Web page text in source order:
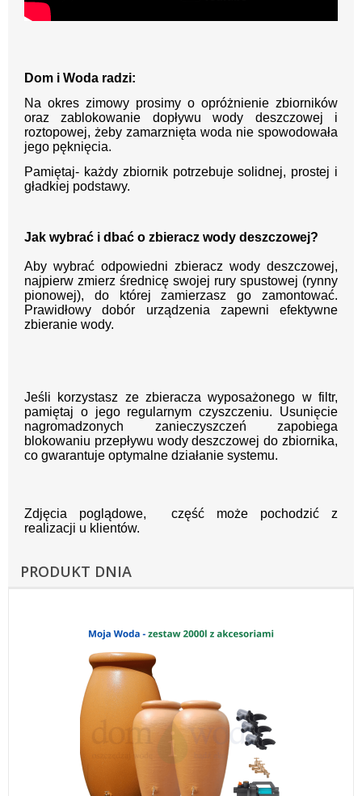
Dom i Woda radzi:
Na okres zimowy prosimy o opróżnienie zbiorników
oraz zablokowanie dopływu wody deszczowej i
roztopowej, żeby zamarznięta woda nie spowodowała
jego pęknięcia.
Pamiętaj- każdy zbiornik potrzebuje solidnej, prostej i
gładkiej podstawy.
Jak wybrać i dbać o zbieracz wody deszczowej?
Aby wybrać odpowiedni zbieracz wody deszczowej,
najpierw zmierz średnicę swojej rury spustowej (rynny
pionowej), do której zamierzasz go zamontować.
Prawidłowy dobór urządzenia zapewni efektywne
zbieranie wody.
Jeśli korzystasz ze zbieracza wyposażonego w filtr,
pamiętaj o jego regularnym czyszczeniu. Usunięcie
nagromadzonych zanieczyszczeń zapobiega
blokowaniu przepływu wody deszczowej do zbiornika,
co gwarantuje optymalne działanie systemu.
Zdjęcia poglądowe, część może pochodzić z
realizacji u klientów.
PRODUKT DNIA